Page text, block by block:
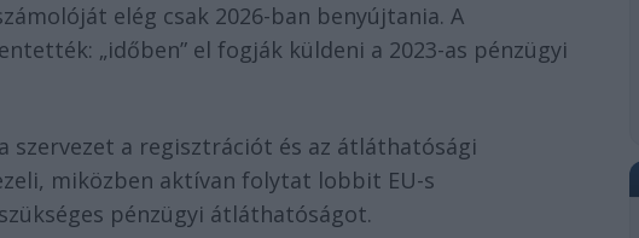
elég csak 2026-ban benyújtania. A
„időben” el fogják küldeni a 2023-as pénzügyi
szervezet a regisztrációt és az átláthatósági
miközben aktívan folytat lobbit EU-s
pénzügyi átláthatóságot.